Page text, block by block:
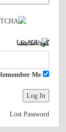
كود الكابتشا
Lost Password